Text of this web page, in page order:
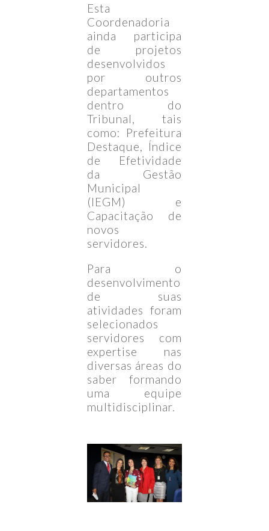
Esta
Coordenadoria
ainda participa
de projetos
desenvolvidos
por outros
departamentos
dentro do
Tribunal, tais
como: Prefeitura
Destaque, Índice
de Efetividade
da Gestão
Municipal
(IEGM) e
Capacitação de
novos
servidores.
Para o
desenvolvimento
de suas
atividades foram
selecionados
servidores com
expertise nas
diversas áreas do
saber formando
uma equipe
multidisciplinar.